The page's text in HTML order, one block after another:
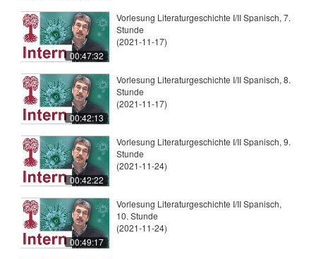
00:47:32
Vorlesung Literaturgeschichte I/II Spanisch, 7.
Stunde
(2021-11-17)
00:42:13
Vorlesung Literaturgeschichte I/II Spanisch, 8.
Stunde
(2021-11-17)
00:42:22
Vorlesung Literaturgeschichte I/II Spanisch, 9.
Stunde
(2021-11-24)
00:49:17
Vorlesung Literaturgeschichte I/II Spanisch,
10. Stunde
(2021-11-24)